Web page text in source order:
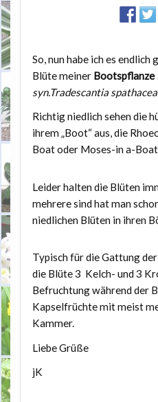
So, nun habe ich es
Blüte meiner Bootspflanze
syn.Tradescantia
Richtig niedlich sehen die
ihrem „Boot“ aus, die
Boat oder Moses-in a-
Leider halten die Blüten
mehrere sind hat man
niedlichen Blüten in ihren
Typisch für die Gattung
die Blüte 3 Kelch- und 3
Befruchtung während der
Kapselfrüchte mit meist
Kammer.
Liebe Grüße
jK